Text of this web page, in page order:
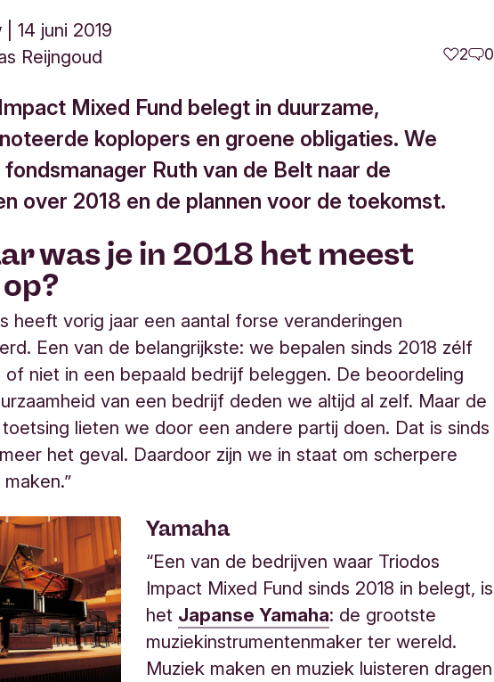
14 juni 2019
Reijngoud 2 0
Mixed Fund belegt in duurzame,
koplopers en groene obligaties. We
Ruth van de Belt naar de
over 2018 en de plannen voor de toekomst.
was je in 2018 het meest
heeft vorig jaar een aantal forse veranderingen
Een van de belangrijkste: we bepalen sinds 2018 zélf
niet in een bepaald bedrijf beleggen. De beoordeling
van een bedrijf deden we altijd al zelf. Maar de
lieten we door een andere partij doen. Dat is sinds
het geval. Daardoor zijn we in staat om scherpere
Yamaha
“Een van de bedrijven waar Triodos
Impact Mixed Fund sinds 2018 in belegt, is
het Japanse Yamaha: de grootste
muziekinstrumentenmaker ter wereld.
Muziek maken en muziek luisteren dragen